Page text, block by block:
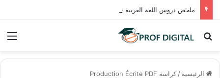
ملخص دروس اللغة العربية – المستوى السادس ابتدائي (PDF)
بحث عن
الرئيسية / كراسة Production Écrite PDF